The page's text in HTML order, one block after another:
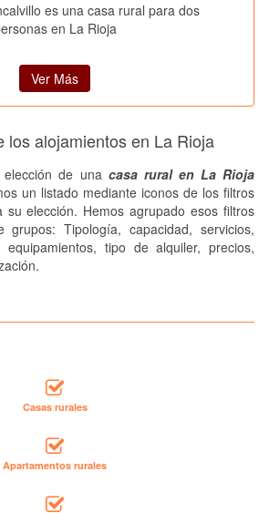
es una casa rural para dos
en La Rioja
Ver Más
los alojamientos en La Rioja
de una casa rural en La Rioja
un listado mediante iconos de los filtros
elección. Hemos agrupado esos filtros
Tipología, capacidad, servicios,
tipo de alquiler, precios,
Casas rurales
Apartamentos rurales